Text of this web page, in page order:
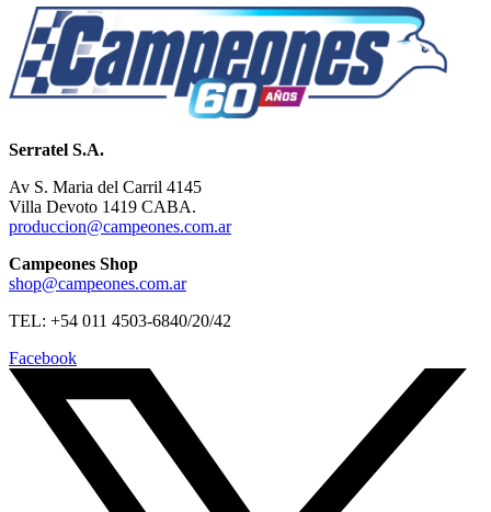
Serratel S.A.
Av S. Maria del Carril 4145
Villa Devoto 1419 CABA.
produccion@campeones.com.ar
Campeones Shop
shop@campeones.com.ar
TEL: +54 011 4503-6840/20/42
Facebook